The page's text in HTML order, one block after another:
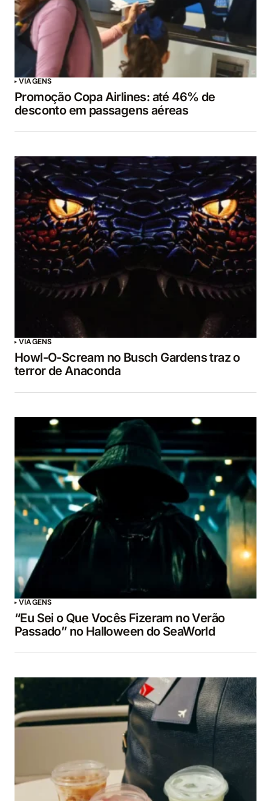
VIAGENS
Promoção Copa Airlines: até 46% de
desconto em passagens aéreas
VIAGENS
Howl-O-Scream no Busch Gardens traz o
terror de Anaconda
VIAGENS
“Eu Sei o Que Vocês Fizeram no Verão
Passado” no Halloween do SeaWorld